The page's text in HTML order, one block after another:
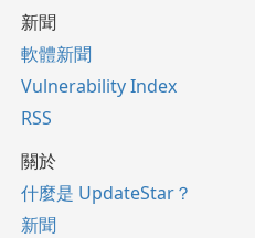
新聞
軟體新聞
Vulnerability Index
RSS
關於
什麼是 UpdateStar？
新聞